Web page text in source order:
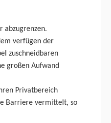
abzugrenzen.
verfügen der
zuschneidbaren
großen Aufwand
Privatbereich
Barriere vermittelt, so